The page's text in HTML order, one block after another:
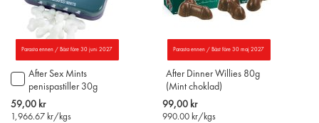
Parasta ennen / Bäst före 30 juni 2027
After Sex Mints
penispastiller 30g
Special
Price
59,00 kr
1,966.67 kr/kgs
Lägg
till
i
varukorgen
Parasta ennen / Bäst före 30 maj 2027
After Dinner Willies 80g
(Mint choklad)
Special
Price
99,00 kr
990.00 kr/kgs